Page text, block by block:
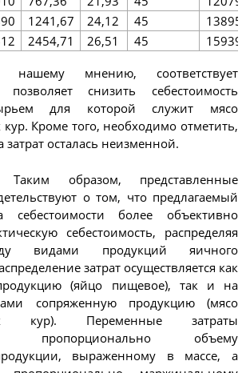
1241,67 24,12 45
2454,71 26,51 45
мнению, соответствует
снизить себестоимость
для которой служит мясо
Кроме того, необходимо отметить,
осталась неизменной.
образом, представленные
о том, что предлагаемый
себестоимости более объективно
себестоимость, распределяя
видами продукций яичного
затрат осуществляется как
(яйцо пищевое), так и на
сопряженную продукцию (мясо
кур). Переменные затраты
пропорционально объему
выраженному в массе, а